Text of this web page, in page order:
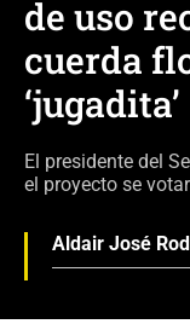
de uso
cuerda
‘jugadita’
El presidente del
el proyecto se
Aldair José